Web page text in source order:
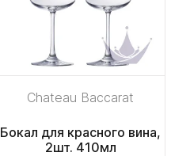
Chateau Baccarat
Бокал для красного вина,
2шт. 410мл